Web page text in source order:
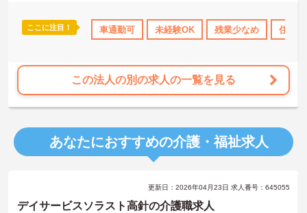
ここに注目！ 車通勤可 未経験OK 残業少なめ 住宅
この法人の別の求人の一覧を見る
あなたにおすすめの介護・福祉求人
更新日：2026年04月23日 求人番号：645055
デイサービスソラスト高針の介護職求人